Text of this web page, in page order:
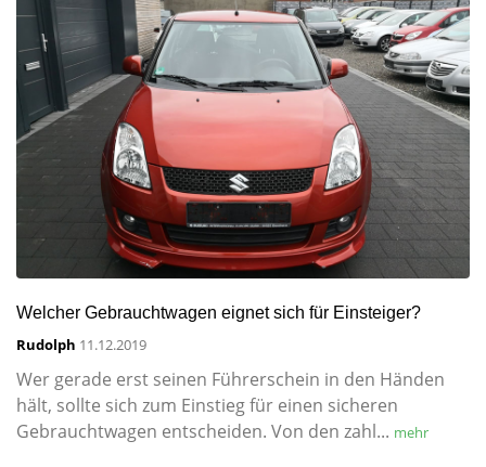
Welcher Gebrauchtwagen eignet sich für Einsteiger?
Rudolph 11.12.2019
Wer gerade erst seinen Führerschein in den Händen
hält, sollte sich zum Einstieg für einen sicheren
Gebrauchtwagen entscheiden. Von den zahl... mehr